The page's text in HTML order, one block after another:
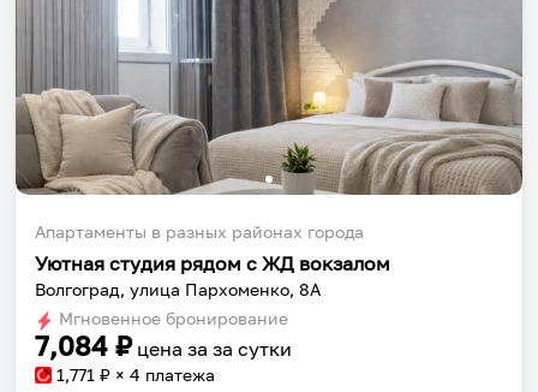
Апартаменты в разных районах города
Уютная студия рядом с ЖД вокзалом
Волгоград, улица Пархоменко, 8А
Мгновенное бронирование
7,084 ₽ цена за за сутки
1,771 ₽ × 4 платежа